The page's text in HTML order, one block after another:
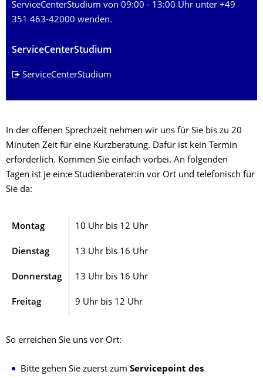
ServiceCenterStudium von 09:00 - 13:00 Uhr unter +49
351 463-42000 wenden.
ServiceCenterStudium
ServiceCenterStudium
In der offenen Sprechzeit nehmen wir uns für Sie bis zu 20
Minuten Zeit für eine Kurzberatung. Dafür ist kein Termin
erforderlich. Kommen Sie einfach vorbei. An folgenden
Tagen ist je ein:e Studienberater:in vor Ort und telefonisch für
Sie da:
Montag 10 Uhr bis 12 Uhr
Dienstag 13 Uhr bis 16 Uhr
Donnerstag 13 Uhr bis 16 Uhr
Freitag 9 Uhr bis 12 Uhr
So erreichen Sie uns vor Ort:
Bitte gehen Sie zuerst zum Servicepoint des